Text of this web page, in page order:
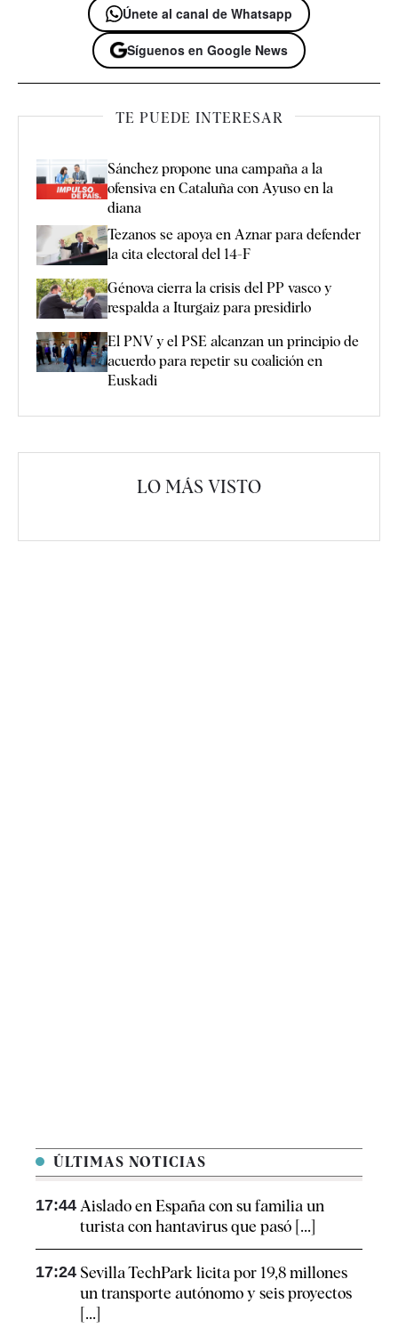
Únete al canal de Whatsapp
Síguenos en Google News
TE PUEDE INTERESAR
Sánchez propone una campaña a la
ofensiva en Cataluña con Ayuso en la
diana
Tezanos se apoya en Aznar para defender
la cita electoral del 14-F
Génova cierra la crisis del PP vasco y
respalda a Iturgaiz para presidirlo
El PNV y el PSE alcanzan un principio de
acuerdo para repetir su coalición en
Euskadi
LO MÁS VISTO
ÚLTIMAS NOTICIAS
17:44 Aislado en España con su familia un
turista con hantavirus que pasó [...]
17:24 Sevilla TechPark licita por 19,8 millones
un transporte autónomo y seis proyectos
[...]